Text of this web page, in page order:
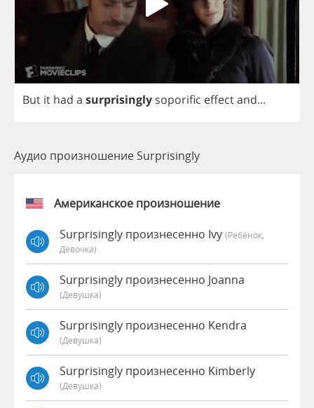
But it had a surprisingly soporific effectand...
Аудио произношение Surprisingly
Американское произношение
Surprisingly произнесенно Ivy (Ребёнок,
Девочка)
Surprisingly произнесенно Joanna
(девушка)
Surprisingly произнесенно Kendra
(девушка)
Surprisingly произнесенно Kimberly
(девушка)